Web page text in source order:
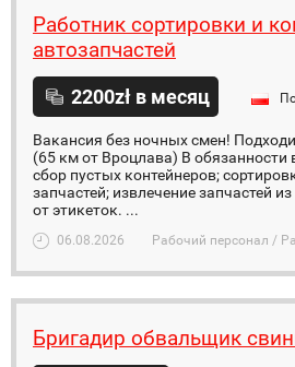
Работник сортировки и
автозапчастей
2200zł в месяц
Вакансия без ночных смен!
(65 км от Вроцлава) В обязанности
сбор пустых контейнеров;
запчастей; извлечение запчастей
от этикеток. ...
06.08.2026 Рабочий персонал /
Бригадир обвальщик